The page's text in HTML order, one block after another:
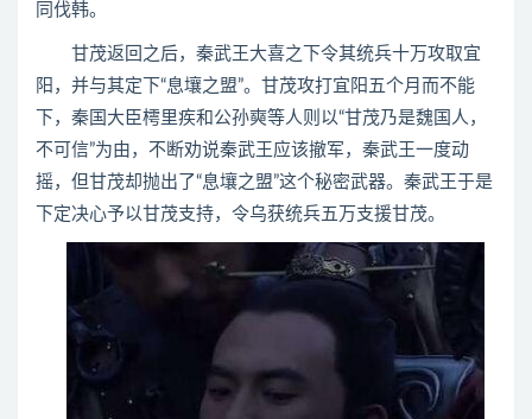
同伐韩。
甘茂返回之后，秦武王大喜之下令其统兵十万攻取宜
阳，并与其定下“息壤之盟”。甘茂攻打宜阳五个月而不能
下，秦国大臣樗里疾和公孙奭等人则以“甘茂乃是魏国人，
不可信”为由，不断劝说秦武王应该撤军，秦武王一度动
摇，但甘茂却抛出了“息壤之盟”这个秘密武器。秦武王于是
下定决心予以甘茂支持，令乌获统兵五万支援甘茂。